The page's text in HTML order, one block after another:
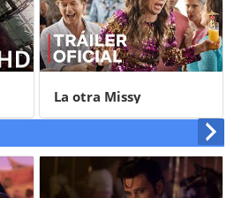
La otra Missy